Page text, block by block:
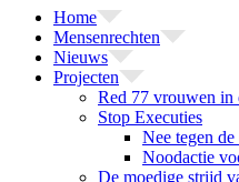
Home
Mensenrechten
Nieuws
Projecten
Red 77 vrouwen in
Stop Executies
Nee tegen
Noodactie
De moedige strijd